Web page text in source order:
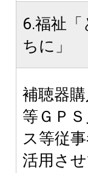
6.福祉
ちに」
補聴器
等ＧＰ
ス等従
活用さ